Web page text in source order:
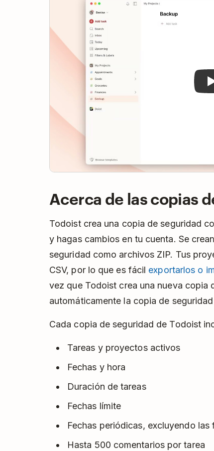
Acerca de las copias
Todoist crea una copia de seguridad
y hagas cambios en tu cuenta. Se
seguridad como archivos ZIP. Tus
CSV, por lo que es fácil exportarlos o
vez que Todoist crea una nueva copia
automáticamente la copia de
Cada copia de seguridad de Todoist
Tareas y proyectos activos
Fechas y hora
Duración de tareas
Fechas límite
Fechas periódicas, excluyendo las
Hasta 500 comentarios por tarea